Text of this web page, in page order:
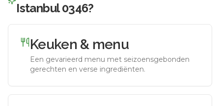
Istanbul 0346?
Keuken & menu
Een gevarieerd menu met seizoensgebonden
gerechten en verse ingrediënten.